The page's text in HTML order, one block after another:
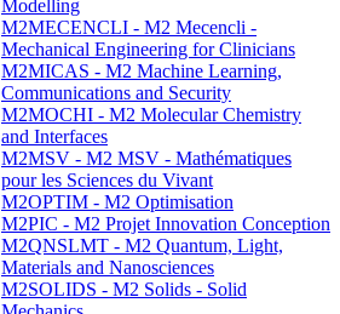
Modelling
M2MECENCLI - M2 Mecencli -
Mechanical Engineering for Clinicians
M2MICAS - M2 Machine Learning,
Communications and Security
M2MOCHI - M2 Molecular Chemistry
and Interfaces
M2MSV - M2 MSV - Mathématiques
pour les Sciences du Vivant
M2OPTIM - M2 Optimisation
M2PIC - M2 Projet Innovation Conception
M2QNSLMT - M2 Quantum, Light,
Materials and Nanosciences
M2SOLIDS - M2 Solids - Solid